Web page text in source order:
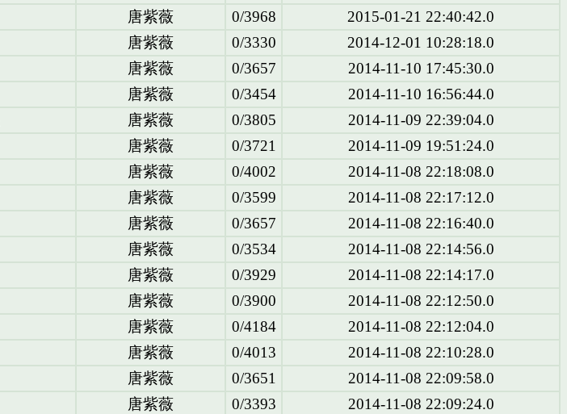
唐紫薇 0/3968
2015-01-21 22:40:42.0
唐紫薇 0/3330
2014-12-01 10:28:18.0
唐紫薇 0/3657
2014-11-10 17:45:30.0
唐紫薇 0/3454
2014-11-10 16:56:44.0
唐紫薇 0/3805
2014-11-09 22:39:04.0
唐紫薇 0/3721
2014-11-09 19:51:24.0
唐紫薇 0/4002
2014-11-08 22:18:08.0
唐紫薇 0/3599
2014-11-08 22:17:12.0
唐紫薇 0/3657
2014-11-08 22:16:40.0
唐紫薇 0/3534
2014-11-08 22:14:56.0
唐紫薇 0/3929
2014-11-08 22:14:17.0
唐紫薇 0/3900
2014-11-08 22:12:50.0
唐紫薇 0/4184
2014-11-08 22:12:04.0
唐紫薇 0/4013
2014-11-08 22:10:28.0
唐紫薇 0/3651
2014-11-08 22:09:58.0
唐紫薇 0/3393 2014-11-08 22:09:24.0